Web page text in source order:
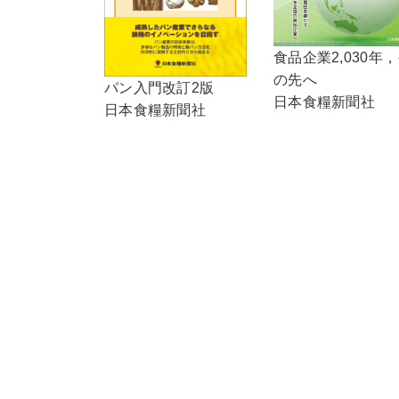
パン入門改訂2版
日本食糧新聞社
食品企業2,030年
の先へ
日本食糧新聞社